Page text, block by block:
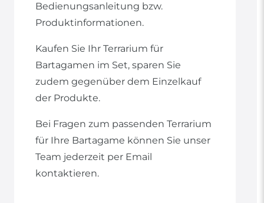
Bedienungsanleitung bzw.
Produktinformationen.
Kaufen Sie Ihr Terrarium für
Bartagamen im Set, sparen Sie
zudem gegenüber dem Einzelkauf
der Produkte.
Bei Fragen zum passenden Terrarium
für Ihre Bartagame können Sie unser
Team jederzeit per Email
kontaktieren.